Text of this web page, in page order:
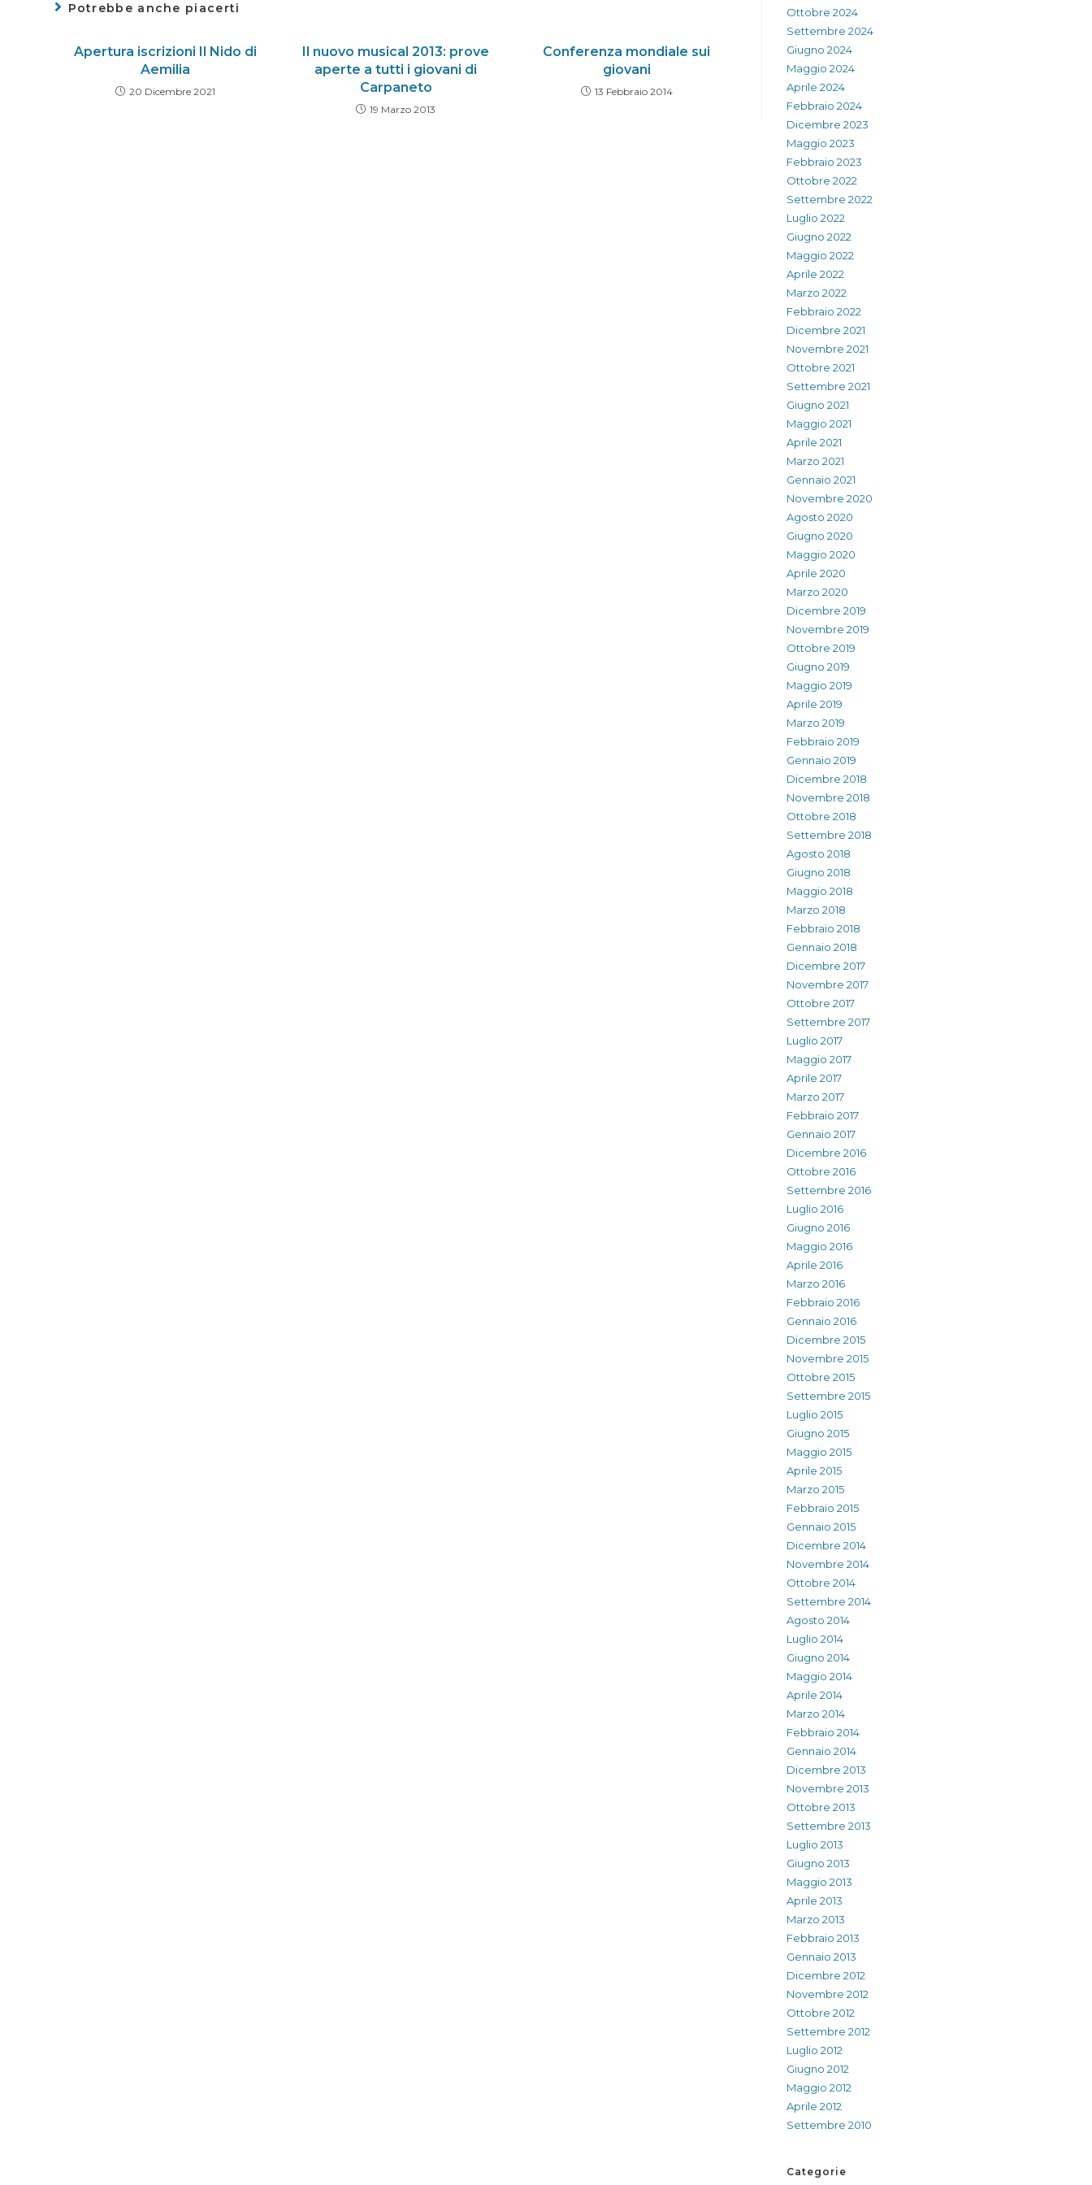
Potrebbe anche piacerti
Apertura iscrizioni Il Nido di
Aemilia
20 Dicembre 2021
Il nuovo musical 2013: prove
aperte a tutti i giovani di
Carpaneto
19 Marzo 2013
Conferenza mondiale sui
giovani
13 Febbraio 2014
Ottobre 2024
Settembre 2024
Giugno 2024
Maggio 2024
Aprile 2024
Febbraio 2024
Dicembre 2023
Maggio 2023
Febbraio 2023
Ottobre 2022
Settembre 2022
Luglio 2022
Giugno 2022
Maggio 2022
Aprile 2022
Marzo 2022
Febbraio 2022
Dicembre 2021
Novembre 2021
Ottobre 2021
Settembre 2021
Giugno 2021
Maggio 2021
Aprile 2021
Marzo 2021
Gennaio 2021
Novembre 2020
Agosto 2020
Giugno 2020
Maggio 2020
Aprile 2020
Marzo 2020
Dicembre 2019
Novembre 2019
Ottobre 2019
Giugno 2019
Maggio 2019
Aprile 2019
Marzo 2019
Febbraio 2019
Gennaio 2019
Dicembre 2018
Novembre 2018
Ottobre 2018
Settembre 2018
Agosto 2018
Giugno 2018
Maggio 2018
Marzo 2018
Febbraio 2018
Gennaio 2018
Dicembre 2017
Novembre 2017
Ottobre 2017
Settembre 2017
Luglio 2017
Maggio 2017
Aprile 2017
Marzo 2017
Febbraio 2017
Gennaio 2017
Dicembre 2016
Ottobre 2016
Settembre 2016
Luglio 2016
Giugno 2016
Maggio 2016
Aprile 2016
Marzo 2016
Febbraio 2016
Gennaio 2016
Dicembre 2015
Novembre 2015
Ottobre 2015
Settembre 2015
Luglio 2015
Giugno 2015
Maggio 2015
Aprile 2015
Marzo 2015
Febbraio 2015
Gennaio 2015
Dicembre 2014
Novembre 2014
Ottobre 2014
Settembre 2014
Agosto 2014
Luglio 2014
Giugno 2014
Maggio 2014
Aprile 2014
Marzo 2014
Febbraio 2014
Gennaio 2014
Dicembre 2013
Novembre 2013
Ottobre 2013
Settembre 2013
Luglio 2013
Giugno 2013
Maggio 2013
Aprile 2013
Marzo 2013
Febbraio 2013
Gennaio 2013
Dicembre 2012
Novembre 2012
Ottobre 2012
Settembre 2012
Luglio 2012
Giugno 2012
Maggio 2012
Aprile 2012
Settembre 2010
Categorie